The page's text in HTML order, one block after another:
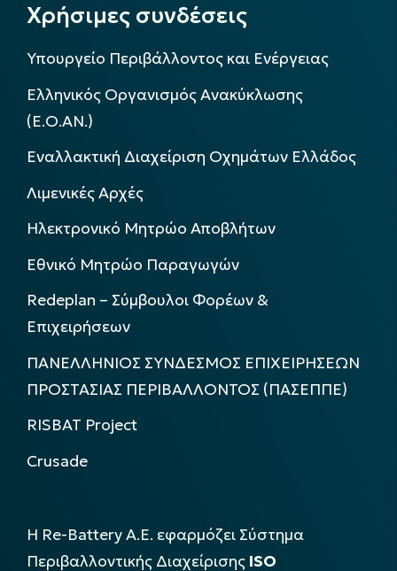
Χρήσιμες συνδέσεις
Υπουργείο Περιβάλλοντος και Ενέργειας
Ελληνικός Οργανισμός Ανακύκλωσης
(Ε.Ο.ΑΝ.)
Εναλλακτική Διαχείριση Οχημάτων Ελλάδος
Λιμενικές Αρχές
Ηλεκτρονικό Μητρώο Αποβλήτων
Εθνικό Μητρώο Παραγωγών
Redeplan – Σύμβουλοι Φορέων &
Επιχειρήσεων
ΠΑΝΕΛΛΗΝΙΟΣ ΣΥΝΔΕΣΜΟΣ ΕΠΙΧΕΙΡΗΣΕΩΝ
ΠΡΟΣΤΑΣΙΑΣ ΠΕΡΙΒΑΛΛΟΝΤΟΣ (ΠΑΣΕΠΠΕ)
RISBAT Project
Crusade
Η Re-Battery Α.Ε. εφαρμόζει Σύστημα
Περιβαλλοντικής Διαχείρισης ISO